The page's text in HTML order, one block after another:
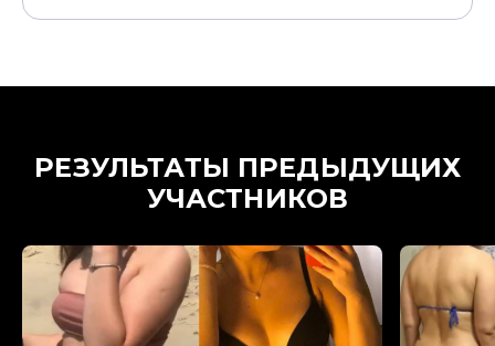
РЕЗУЛЬТАТЫ ПРЕДЫДУЩИХ
УЧАСТНИКОВ